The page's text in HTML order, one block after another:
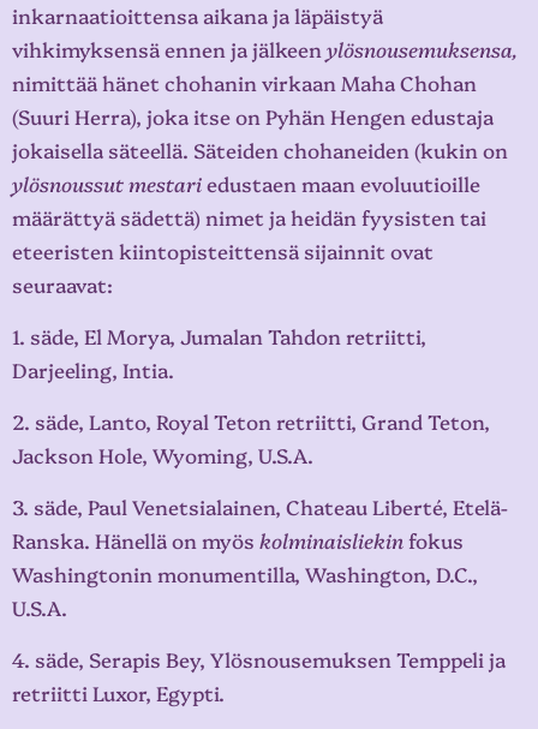
inkarnaatioittensa aikana ja läpäistyä
vihkimyksensä ennen ja jälkeen ylösnousemuksensa,
nimittää hänet chohanin virkaan Maha Chohan
(Suuri Herra), joka itse on Pyhän Hengen edustaja
jokaisella säteellä. Säteiden chohaneiden (kukin on
ylösnoussut mestariedustaen maan evoluutioille
määrättyä sädettä) nimet ja heidän fyysisten tai
eteeristen kiintopisteittensä sijainnit ovat
seuraavat:
1. säde, El Morya, Jumalan Tahdon retriitti,
Darjeeling, Intia.
2. säde, Lanto, Royal Teton retriitti, Grand Teton,
Jackson Hole, Wyoming, U.S.A.
3. säde, Paul Venetsialainen, Chateau Liberté, Etelä-
Ranska. Hänellä on myös kolminaisliekinfokus
Washingtonin monumentilla, Washington, D.C.,
U.S.A.
4. säde, Serapis Bey, Ylösnousemuksen Temppeli ja
retriitti Luxor, Egypti.